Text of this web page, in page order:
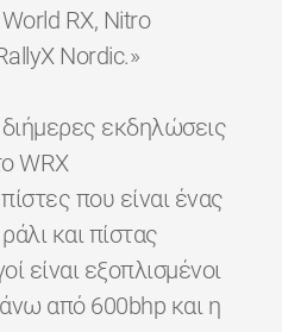
RX, Nitro
Nordic.»
εκδηλώσεις
WRX
που είναι ένας
και πίστας
είναι εξοπλισμένοι
από 600bhp και η